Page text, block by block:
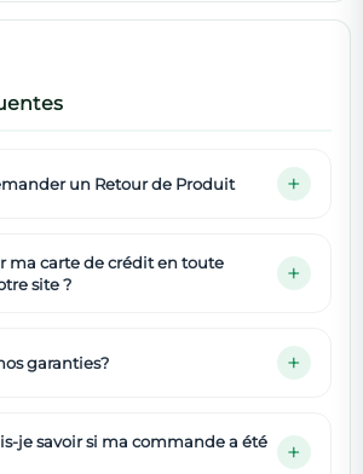
un Retour de Produit
ma carte de crédit en toute
site ?
garanties?
je savoir si ma commande a été